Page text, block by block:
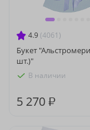
4.9 (4061)
Букет
шт.)"
В наличии
5 270 ₽